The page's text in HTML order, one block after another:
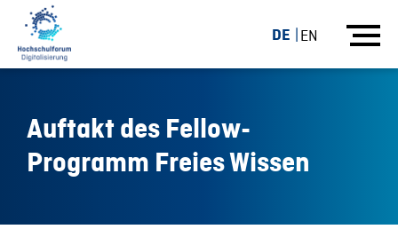
DE EN
Auftakt des Fellow-
Programm Freies Wissen